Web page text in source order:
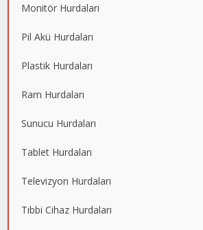
Monitör Hurdaları
Pil Akü Hurdaları
Plastik Hurdaları
Ram Hurdaları
Sunucu Hurdaları
Tablet Hurdaları
Televizyon Hurdaları
Tıbbi Cihaz Hurdaları